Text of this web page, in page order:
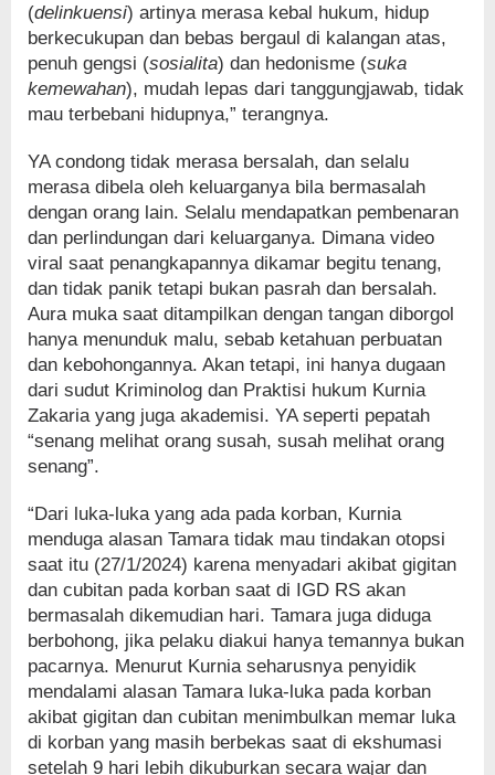
(delinkuensi) artinya merasa kebal hukum, hidup
berkecukupan dan bebas bergaul di kalangan atas,
penuh gengsi (sosialita) dan hedonisme (suka
kemewahan), mudah lepas dari tanggungjawab, tidak
mau terbebani hidupnya,” terangnya.
YA condong tidak merasa bersalah, dan selalu
merasa dibela oleh keluarganya bila bermasalah
dengan orang lain. Selalu mendapatkan pembenaran
dan perlindungan dari keluarganya. Dimana video
viral saat penangkapannya dikamar begitu tenang,
dan tidak panik tetapi bukan pasrah dan bersalah.
Aura muka saat ditampilkan dengan tangan diborgol
hanya menunduk malu, sebab ketahuan perbuatan
dan kebohongannya. Akan tetapi, ini hanya dugaan
dari sudut Kriminolog dan Praktisi hukum Kurnia
Zakaria yang juga akademisi. YA seperti pepatah
“senang melihat orang susah, susah melihat orang
senang”.
“Dari luka-luka yang ada pada korban, Kurnia
menduga alasan Tamara tidak mau tindakan otopsi
saat itu (27/1/2024) karena menyadari akibat gigitan
dan cubitan pada korban saat di IGD RS akan
bermasalah dikemudian hari. Tamara juga diduga
berbohong, jika pelaku diakui hanya temannya bukan
pacarnya. Menurut Kurnia seharusnya penyidik
mendalami alasan Tamara luka-luka pada korban
akibat gigitan dan cubitan menimbulkan memar luka
di korban yang masih berbekas saat di ekshumasi
setelah 9 hari lebih dikuburkan secara wajar dan